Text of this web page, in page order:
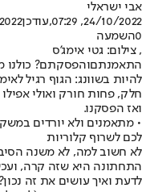
אבי ישראלי
24/10/2022, 07:29
,עודכן06:46
0השמעה
, צילום: גטי אימג'ס
התאמנתםוהפסקתם? כולנו
להיות בשוונג: הגוף רגיל
חלק, פחות חורק ואולי
ואז הפסקנו.
• מתאמנים ולא יורדים
לכם לשרוף קלוריות
לא חשוב למה, לא משנה
התחתונה היא שזה קרה,
לדעת ואיך עושים את זה נכון?